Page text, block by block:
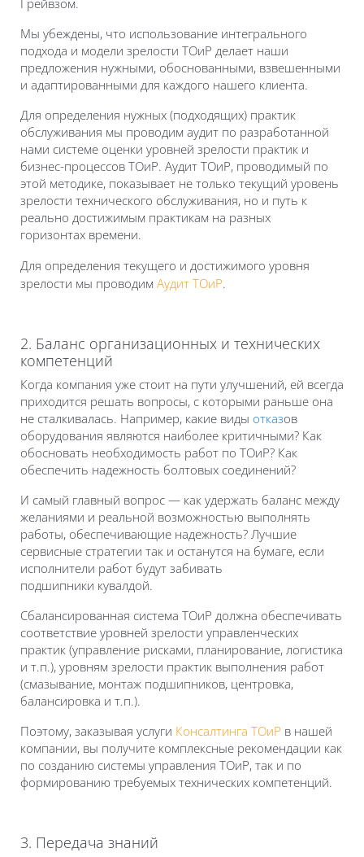
Грейвзом.
Мы убеждены, что использование интегрального
подхода и модели зрелости ТОиР делает наши
предложения нужными, обоснованными, взвешенными
и адаптированными для каждого нашего клиента.
Для определения нужных (подходящих) практик
обслуживания мы проводим аудит по разработанной
нами системе оценки уровней зрелости практик и
бизнес-процессов ТОиР. Аудит ТОиР, проводимый по
этой методике, показывает не только текущий уровень
зрелости технического обслуживания, но и путь к
реально достижимым практикам на разных
горизонтах времени.
Для определения текущего и достижимого уровня
зрелости мы проводим Аудит ТОиР.
2. Баланс организационных и технических
компетенций
Когда компания уже стоит на пути улучшений, ей всегда
приходится решать вопросы, с которыми раньше она
не сталкивалась. Например, какие виды отказов
оборудования являются наиболее критичными? Как
обосновать необходимость работ по ТОиР? Как
обеспечить надежность болтовых соединений?
И самый главный вопрос — как удержать баланс между
желаниями и реальной возможностью выполнять
работы, обеспечивающие надежность? Лучшие
сервисные стратегии так и останутся на бумаге, если
исполнители работ будут забивать
подшипники кувалдой.
Сбалансированная система ТОиР должна обеспечивать
соответствие уровней зрелости управленческих
практик (управление рисками, планирование, логистика
и т.п.), уровням зрелости практик выполнения работ
(смазывание, монтаж подшипников, центровка,
балансировка и т.п.).
Поэтому, заказывая услуги Консалтинга ТОиР в нашей
компании, вы получите комплексные рекомендации как
по созданию системы управления ТОиР, так и по
формированию требуемых технических компетенций.
3. Передача знаний